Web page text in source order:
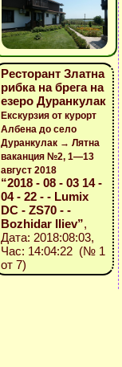
Ресторант Златна
рибка на брега на
езеро Дуранкулак
Екскурзия от курорт
Албена до село
Дуранкулак → Лятна
ваканция №2, 1—13
август 2018
“2018 - 08 - 03 14 -
04 - 22 - - Lumix
DC - ZS70 - -
Bozhidar Iliev”,
Дата: 2018:08:03,
Час: 14:04:22 (№ 1
от 7)